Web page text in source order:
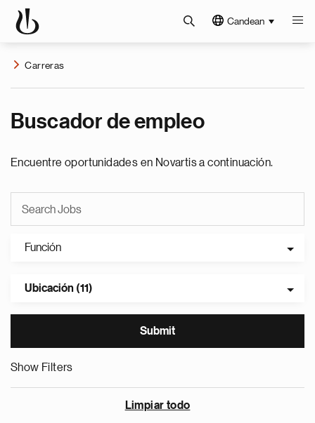
Candean
Carreras
Buscador de empleo
Encuentre oportunidades en Novartis a continuación.
Función
Ubicación (11)
Show Filters
Limpiar todo